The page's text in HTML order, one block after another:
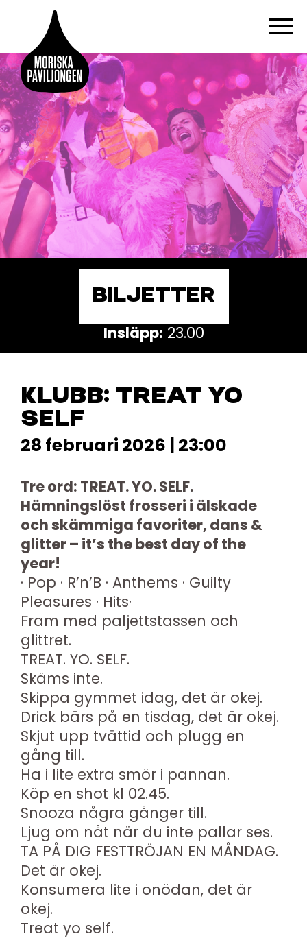
BILJETTER
Insläpp: 23.00
KLUBB: TREAT YO
SELF
28 februari 2026 | 23:00
Tre ord: TREAT. YO. SELF.
Hämningslöst frosseri i älskade
och skämmiga favoriter, dans &
glitter – it’s the best day of the
year!
· Pop · R’n’B · Anthems · Guilty
Pleasures · Hits·
Fram med paljettstassen och
glittret.
TREAT. YO. SELF.
Skäms inte.
Skippa gymmet idag, det är okej.
Drick bärs på en tisdag, det är okej.
Skjut upp tvättid och plugg en
gång till.
Ha i lite extra smör i pannan.
Köp en shot kl 02.45.
Snooza några gånger till.
Ljug om nåt när du inte pallar ses.
TA PÅ DIG FESTTRÖJAN EN MÅNDAG.
Det är okej.
Konsumera lite i onödan, det är
okej.
Treat yo self.